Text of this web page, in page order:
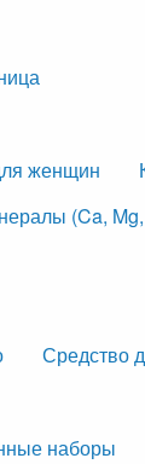
женщин
(Ca,
Средство
наборы